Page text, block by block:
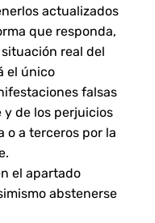
actualizados
que responda,
real del
el único
falsas
de los perjuicios
o a terceros por la
el apartado
abstenerse